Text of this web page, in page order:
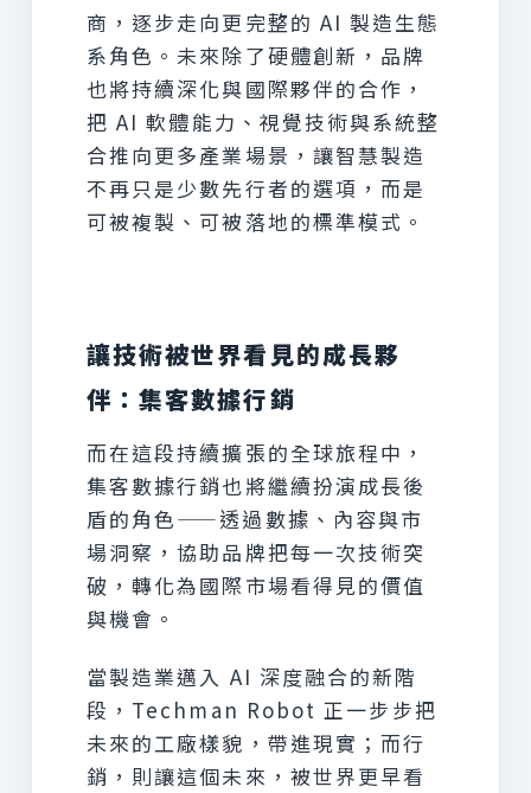
商，逐步走向更完整的 AI 製造生態
系角色。未來除了硬體創新，品牌
也將持續深化與國際夥伴的合作，
把 AI 軟體能力、視覺技術與系統整
合推向更多產業場景，讓智慧製造
不再只是少數先行者的選項，而是
可被複製、可被落地的標準模式。
讓技術被世界看見的成長夥
伴：集客數據行銷
而在這段持續擴張的全球旅程中，
集客數據行銷也將繼續扮演成長後
盾的角色——透過數據、內容與市
場洞察，協助品牌把每一次技術突
破，轉化為國際市場看得見的價值
與機會。
當製造業邁入 AI 深度融合的新階
段，Techman Robot 正一步步把
未來的工廠樣貌，帶進現實；而行
銷，則讓這個未來，被世界更早看